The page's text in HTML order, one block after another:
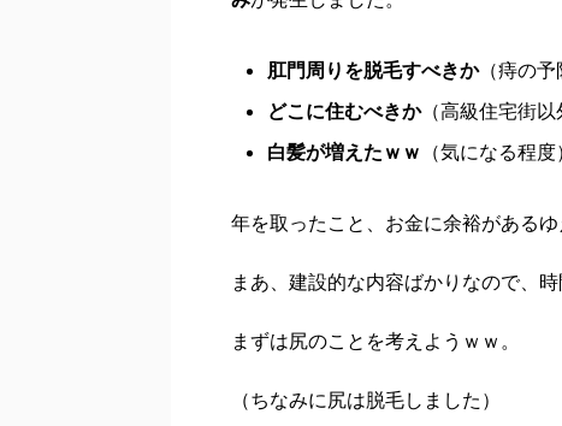
肛門周りを脱毛すべきか（痔の予
どこに住むべきか（高級住宅街以
白髪が増えたｗｗ （気になる程度）
年を取ったこと、お金に余裕がある
まあ、建設的な内容ばかりなので、
まずは尻のことを考えようｗｗ。
（ちなみに尻は脱毛しました）